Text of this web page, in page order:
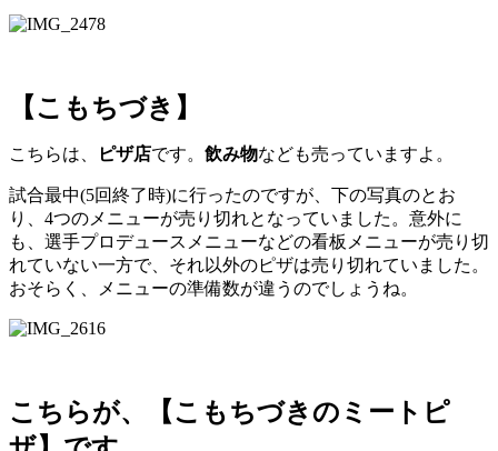
【こもちづき】
こちらは、 ピザ店です。 飲み物なども売っていますよ。
試合最中(5回終了時)に行ったのですが、下の写真のとお
り、4つのメニューが売り切れとなっていました。意外に
も、選手プロデュースメニューなどの看板メニューが売り切
れていない一方で、それ以外のピザは売り切れていました。
おそらく、メニューの準備数が違うのでしょうね。
こちらが、【こもちづきのミートピ